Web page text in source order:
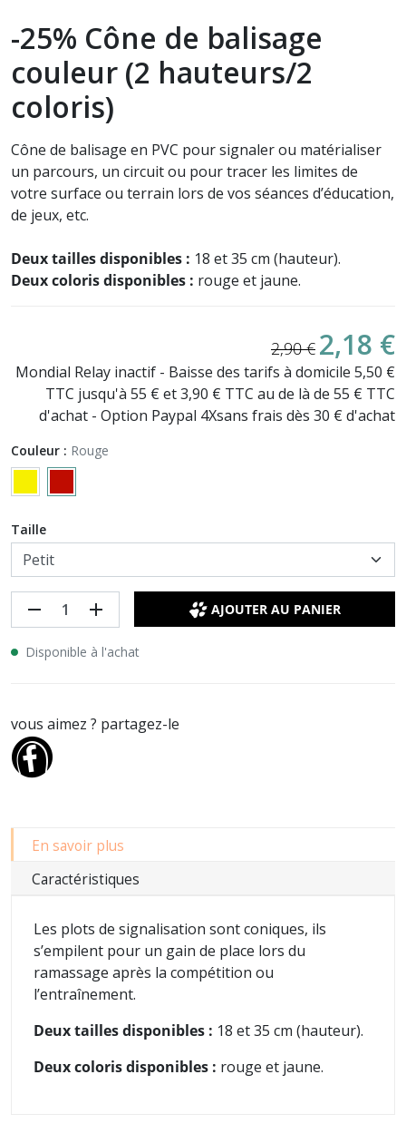
-25% Cône de balisage
couleur (2 hauteurs/2
coloris)
Cône de balisage en PVC pour signaler ou matérialiser
un parcours, un circuit ou pour tracer les limites de
votre surface ou terrain lors de vos séances d’éducation,
de jeux, etc.
Deux tailles disponibles : 18 et 35 cm (hauteur).
Deux coloris disponibles : rouge et jaune.
2,90 € 2,18 €
Mondial Relay inactif - Baisse des tarifs à domicile 5,50 €
TTC jusqu'à 55 € et 3,90 € TTC au de là de 55 € TTC
d'achat - Option Paypal 4Xsans frais dès 30 € d'achat
Couleur : Rouge
Taille
remove add AJOUTER AU PANIER
Disponible à l'achat
vous aimez ? partagez-le
En savoir plus
Caractéristiques
Les plots de signalisation sont coniques, ils
s’empilent pour un gain de place lors du
ramassage après la compétition ou
l’entraînement.
Deux tailles disponibles : 18 et 35 cm (hauteur).
Deux coloris disponibles : rouge et jaune.